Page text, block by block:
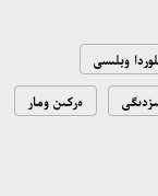
وبلىسى
ەركىن ومار